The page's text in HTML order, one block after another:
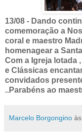
13/08 - Dando
comemoração a
coral e maestro
homenagear a
Com a Igreja lotada
e Clássicas
convidados
..Parabéns ao
Marcelo Borgongino às